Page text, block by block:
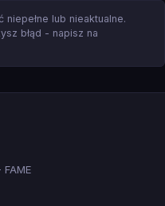
lub nieaktualne.
błąd - napisz na